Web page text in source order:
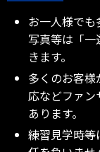
お一人様でも
写真等は「一
きます。
多くのお客
応などファン
あります。
練習見学時等